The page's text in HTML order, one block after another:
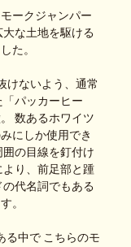
ークジャンパー
な土地を駆ける
た。
けないよう、通常
パッカーヒー
数あるホワイツ
にしか使用でき
の目線を釘付け
り、前足部と踵
代名詞でもある
。
る中で こちらのモ